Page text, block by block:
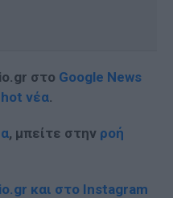
στο Google News
νέα.
, μπείτε στην ροή
και στο Instagram